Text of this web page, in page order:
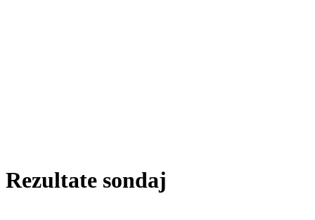
Rezultate sondaj